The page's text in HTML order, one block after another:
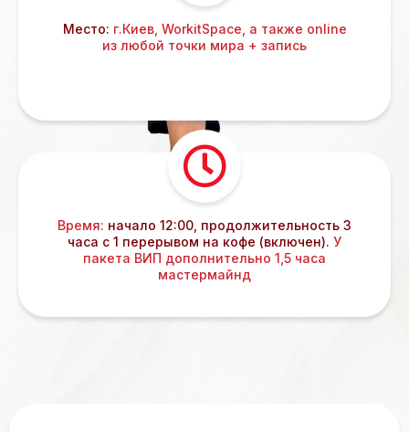
Место: г.Киев, WorkitSpace, а также online
из любой точки мира + запись
Время: начало 12:00, продолжительность 3
часа с 1 перерывом на кофе (включен). У
пакета ВИП дополнительно 1,5 часа
мастермайнд